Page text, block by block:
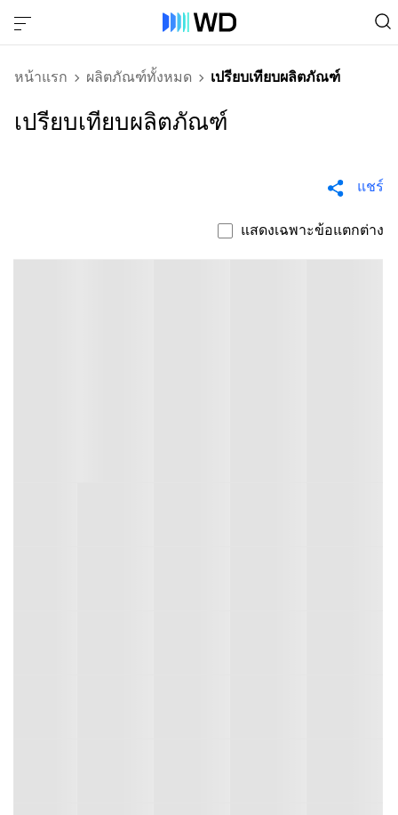
หน้าแรก ผลิตภัณฑ์ทั้งหมด เปรียบเทียบผลิตภัณฑ์
เปรียบเทียบผลิตภัณฑ์
แชร์
แสดงเฉพาะข้อแตกต่าง